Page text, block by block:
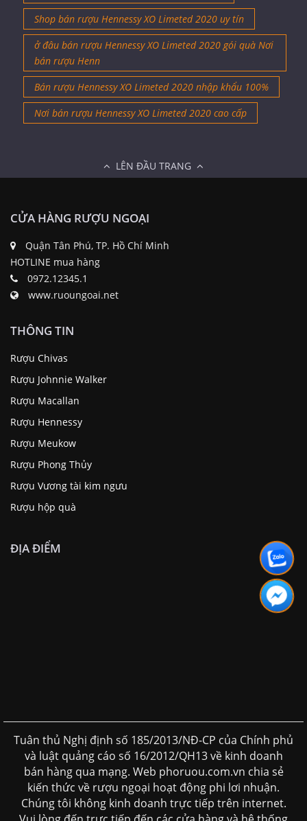
Shop bán rượu Hennessy XO Limeted 2020 uy tín
ở đâu bán rượu Hennessy XO Limeted 2020 gói quà Nơi
bán rượu Henn
Bán rượu Hennessy XO Limeted 2020 nhập khẩu 100%
Nơi bán rượu Hennessy XO Limeted 2020 cao cấp
LÊN ĐẦU TRANG
CỬA HÀNG RƯỢU NGOẠI
Quận Tân Phú, TP. Hồ Chí Minh
HOTLINE mua hàng
0972.12345.1
www.ruoungoai.net
THÔNG TIN
Rượu Chivas
Rượu Johnnie Walker
Rượu Macallan
Rượu Hennessy
Rượu Meukow
Rượu Phong Thủy
Rượu Vương tài kim ngưu
Rượu hộp quà
ĐỊA ĐIỂM
Tuân thủ Nghị định số 185/2013/NĐ-CP của Chính phủ
và luật quảng cáo số 16/2012/QH13 về kinh doanh
bán hàng qua mạng. Web phoruou.com.vn chia sẻ
kiến thức về rượu ngoại hoạt động phi lơi nhuận.
Chúng tôi không kinh doanh trực tiếp trên internet.